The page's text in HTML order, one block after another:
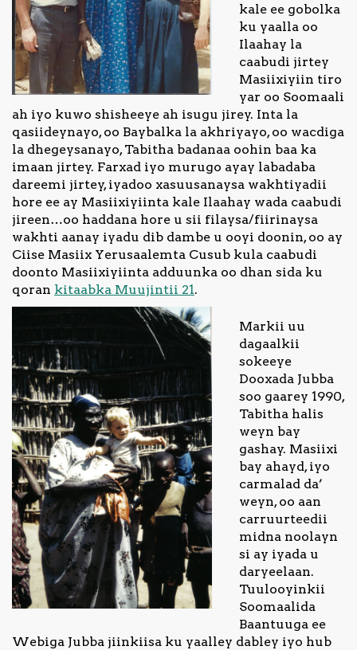
kale ee gobolka
ku yaalla oo
Ilaahay la
caabudi jirtey
Masiixiyiin tiro
yar oo Soomaali
ah iyo kuwo shisheeye ah isugu jirey. Inta la
qasiideynayo, oo Baybalka la akhriyayo, oo wacdiga
la dhegeysanayo, Tabitha badanaa oohin baa ka
imaan jirtey. Farxad iyo murugo ayay labadaba
dareemi jirtey, iyadoo xasuusanaysa wakhtiyadii
hore ee ay Masiixiyiinta kale Ilaahay wada caabudi
jireen…oo haddana hore u sii filaysa/fiirinaysa
wakhti aanay iyadu dib dambe u ooyi doonin, oo ay
Ciise Masiix Yerusaalemta Cusub kula caabudi
doonto Masiixiyiinta adduunka oo dhan sida ku
qoran kitaabka Muujintii 21.
Markii uu
dagaalkii
sokeeye
Dooxada Jubba
soo gaarey 1990,
Tabitha halis
weyn bay
gashay. Masiixi
bay ahayd, iyo
carmalad da’
weyn, oo aan
carruurteedii
midna noolayn
si ay iyada u
daryeelaan.
Tuulooyinkii
Soomaalida
Baantuuga ee
Webiga Jubba jiinkiisa ku yaalley dabley iyo hub